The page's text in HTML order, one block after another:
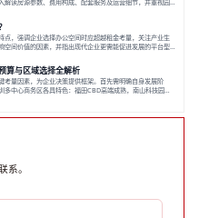
解读房源参数、费用构成、配套服务及运营细节，并重视园
营方的品牌背景与持续服务能力。完成线上初选后，必须
、感受园区氛围并确认合同条款，从而做出精确决策。在
点，强调企业选择办公空间时应超越租金考量，关注产业生
空间价值的因素，并指出现代企业更需能促进发展的平台型
何通过构建服务生态助力企业成长，建议企业系统评估需
多寻求在上海松江区设立或扩展办公空间的企业而言，了
算与区域选择全解析
考量因素，为企业决策提供框架。首先需明确自身发展阶
中心商务区各具特色：福田CBD高端成熟，南山科技园创
，创意产业园注重生态与社群，适合文创、科技类企业。
系。